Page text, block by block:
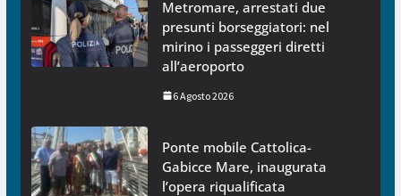
Metromare, arrestati due
presunti borseggiatori: nel
mirino i passeggeri diretti
all’aeroporto
6 Agosto 2026
Ponte mobile Cattolica-
Gabicce Mare, inaugurata
l’opera riqualificata